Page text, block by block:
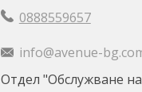
0888559657
info@avenue-
Отдел "Обслужване